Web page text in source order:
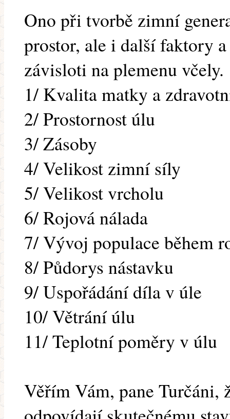
Ono při tvorbě zimní
prostor, ale i další faktory
závisloti na plemenu včely.
1/ Kvalita matky a
2/ Prostornost úlu
3/ Zásoby
4/ Velikost zimní síly
5/ Velikost vrcholu
6/ Rojová nálada
7/ Vývoj populace během
8/ Půdorys nástavku
9/ Uspořádání díla v úle
10/ Větrání úlu
11/ Teplotní poměry v úlu
Věřím Vám, pane Turčáni,